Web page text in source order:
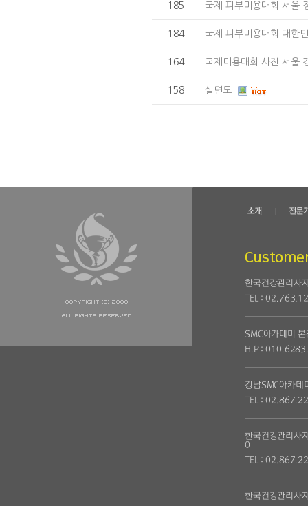
185 국제 피부미용대회 서울
184 국제 피부미용대회 대한
164 국제미용대회 사진 서울
158 실면도
한국건강관리사
TEL :
SMC아카데미 본
H.P :
강남SMC아카데
TEL :
한국건강관리사
0
TEL :
한국건강관리사